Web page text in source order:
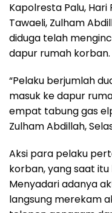
Kapolresta Palu, Hari
Tawaeli, Zulham
diduga telah
dapur rumah korban.
“Pelaku berjumlah
masuk ke dapur
empat tabung gas
Zulham Abdillah,
Aksi para pelaku
korban, yang saat
Menyadari adanya
langsung merekam